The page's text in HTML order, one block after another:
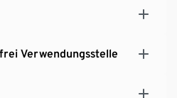
Full-Range-Lautsprechern
Verwendungsstelle